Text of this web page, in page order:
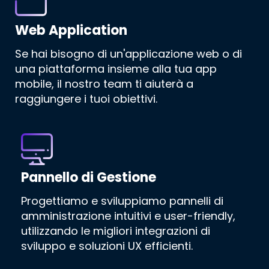
Web Application
Se hai bisogno di un'applicazione web o di
una piattaforma insieme alla tua app
mobile, il nostro team ti aiuterà a
raggiungere i tuoi obiettivi.
Pannello di Gestione
Progettiamo e sviluppiamo pannelli di
amministrazione intuitivi e user-friendly,
utilizzando le migliori integrazioni di
sviluppo e soluzioni UX efficienti.